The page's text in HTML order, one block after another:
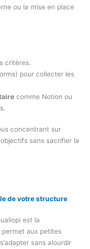
ou la mise en place
critères.
pour collecter les
comme Notion ou
concentrant sur
sans sacrifier la
de votre structure
est la
permet aux petites
sans alourdir